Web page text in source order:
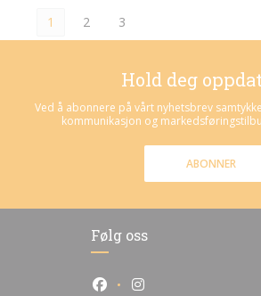
1 2 3
Hold deg
Ved å abonnere på vårt nyhetsbrev
kommunikasjon og
ABONNER
Følg oss